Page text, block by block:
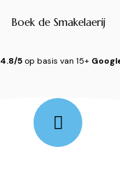
Boek de Smakelaerij
4.8/5 op basis van 15+